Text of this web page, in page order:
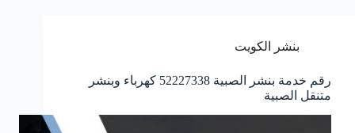
بنشر الكويت
رقم خدمة بنشر الصبية 52227338 كهرباء وبنشر
متنقل الصبية